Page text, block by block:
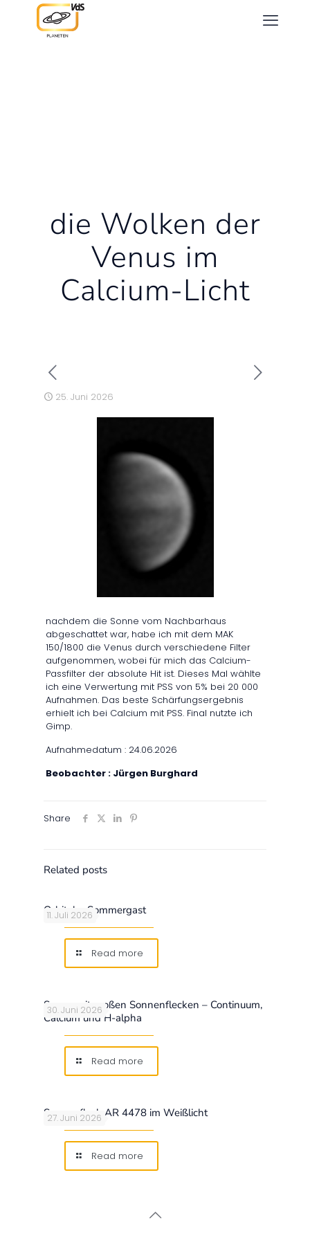
die Wolken der
Venus im
Calcium-Licht
25. Juni 2026
nachdem die Sonne vom Nachbarhaus
abgeschattet war, habe ich mit dem MAK
150/1800 die Venus durch verschiedene Filter
aufgenommen, wobei für mich das Calcium-
Passfilter der absolute Hit ist. Dieses Mal wählte
ich eine Verwertung mit PSS von 5% bei 20 000
Aufnahmen. Das beste Schärfungsergebnis
erhielt ich bei Calcium mit PSS. Final nutzte ich
Gimp.
Aufnahmedatum : 24.06.2026
Beobachter : Jürgen Burghard
Share
Related posts
11. Juli 2026
Orbitaler Sommergast
Read more
30. Juni 2026
Sonne mit großen Sonnenflecken – Continuum,
Calcium und H-alpha
Read more
27. Juni 2026
Sonnenfleck AR 4478 im Weißlicht
Read more